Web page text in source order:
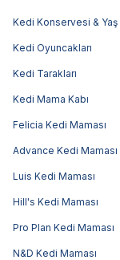
Kedi Konservesi & Yaş
Kedi Oyuncakları
Kedi Tarakları
Kedi Mama Kabı
Felicia Kedi Maması
Advance Kedi Maması
Luis Kedi Maması
Hill's Kedi Maması
Pro Plan Kedi Maması
N&D Kedi Maması